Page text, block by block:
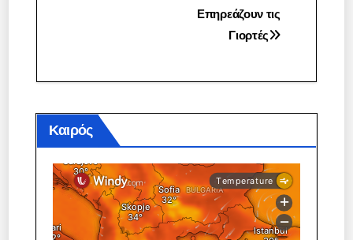
Επηρεάζουν τις
Γιορτές
Καιρός